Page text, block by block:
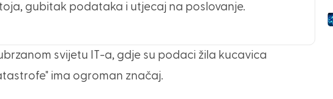
gubitak podataka i utjecaj na poslovanje.
svijetu IT-a, gdje su podaci žila kucavica
ima ogroman značaj.